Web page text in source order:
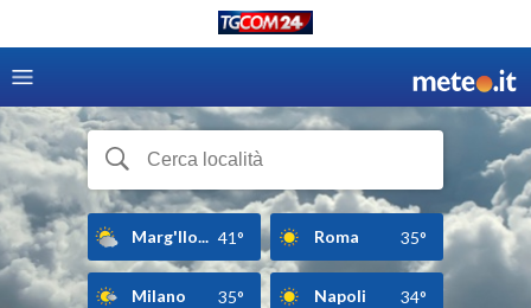
Marg'Ilo... 41° Roma 35°
Milano 35° Napoli 34°